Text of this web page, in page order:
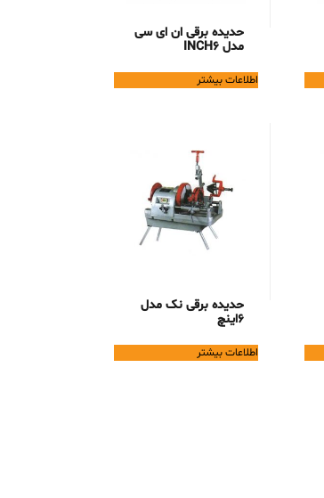
حدیده برقی ان ای سی
مدل INCH6
اطلاعات بیشتر
حدیده برقی نک مدل
۶اینچ
اطلاعات بیشتر